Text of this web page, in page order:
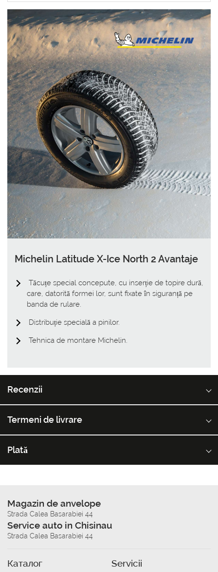
Michelin Latitude X-Ice North 2 Avantaje
Tăcuțe special concepute, cu inserție de topire dură,
care, datorită formei lor, sunt fixate în siguranță pe
banda de rulare.
Distribuție specială a pinilor.
Tehnica de montare Michelin.
Recenzii
Termeni de livrare
Plată
Magazin de anvelope
Strada Calea Basarabiei 44
Service auto in Chisinau
Strada Calea Basarabiei 44
Каталог Servicii